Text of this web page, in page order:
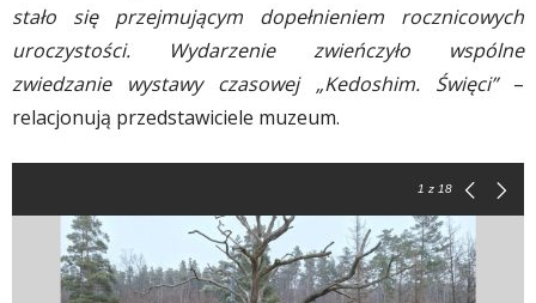
stało się przejmującym dopełnieniem rocznicowych
uroczystości. Wydarzenie zwieńczyło wspólne
zwiedzanie wystawy czasowej „Kedoshim. Święci”–
relacjonują przedstawiciele muzeum.
1 z 18